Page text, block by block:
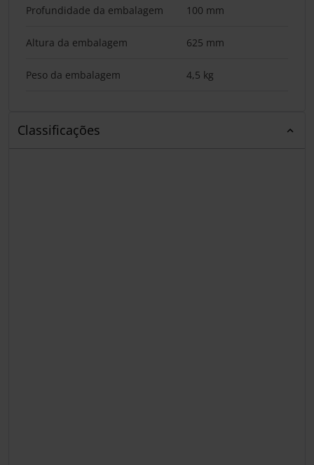
Profundidade da embalagem 100 mm
Altura da embalagem 625 mm
Peso da embalagem 4,5 kg
Classificações